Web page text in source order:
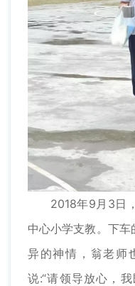
2018年9月3日
中心小学支教。下
异的神情，翁老师
说:“请领导放心，